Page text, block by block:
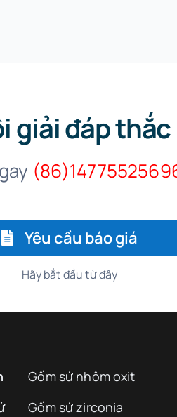
giải đáp
Yêu cầu báo giá
Hãy bắt đầu từ đây
Gốm sứ nhôm oxit
Gốm sứ zirconia